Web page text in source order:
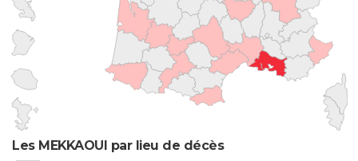
Les MEKKAOUI par lieu de décès